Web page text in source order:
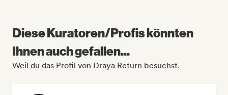
Diese Kuratoren/Profis könnten
Ihnen auch gefallen...
Weil du das Profil von Draya Return besuchst.